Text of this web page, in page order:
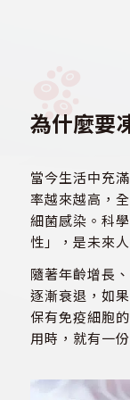
為什麼要
當今生活中充
率越來越高，
細菌感染。科
性」，是未來
隨著年齡增長
逐漸衰退，如
保有免疫細胞
用時，就有一